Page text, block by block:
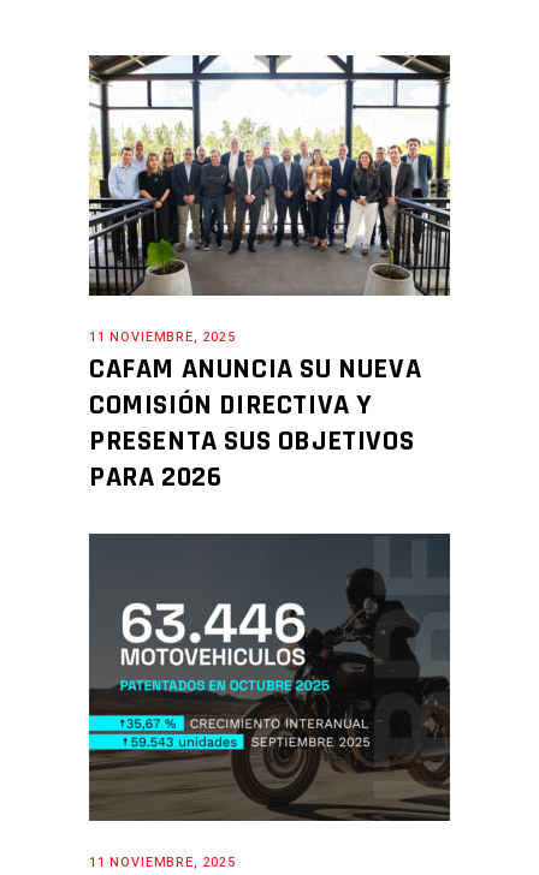
11 NOVIEMBRE, 2025
CAFAM ANUNCIA SU NUEVA
COMISIÓN DIRECTIVA Y
PRESENTA SUS OBJETIVOS
PARA 2026
11 NOVIEMBRE, 2025